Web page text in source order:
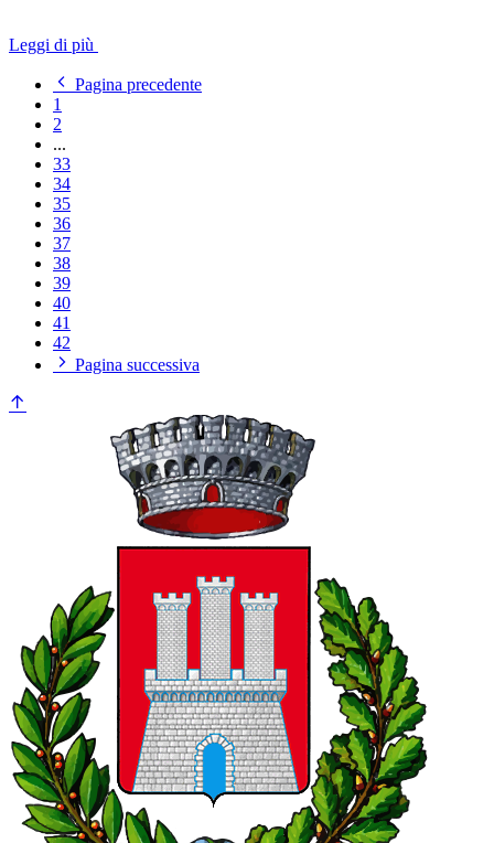
Leggi di più
Pagina precedente
1
2
...
33
34
35
36
37
38
39
40
41
42
Pagina successiva